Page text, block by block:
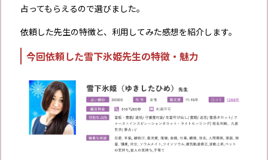
占ってもらえるので選びました。
依頼した先生の特徴と、利用してみた感想を紹介します。
今回依頼した雪下氷姫先生の特徴・魅力